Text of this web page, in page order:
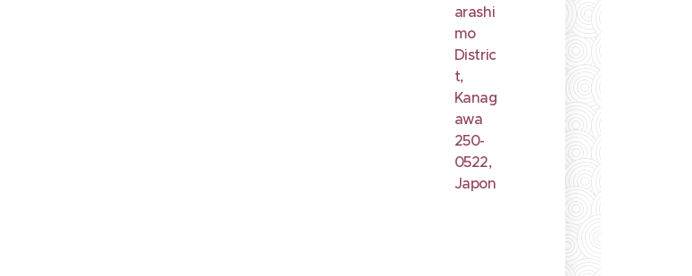
arashi
mo
Distric
t,
Kanag
awa
250-
0522,
Japon